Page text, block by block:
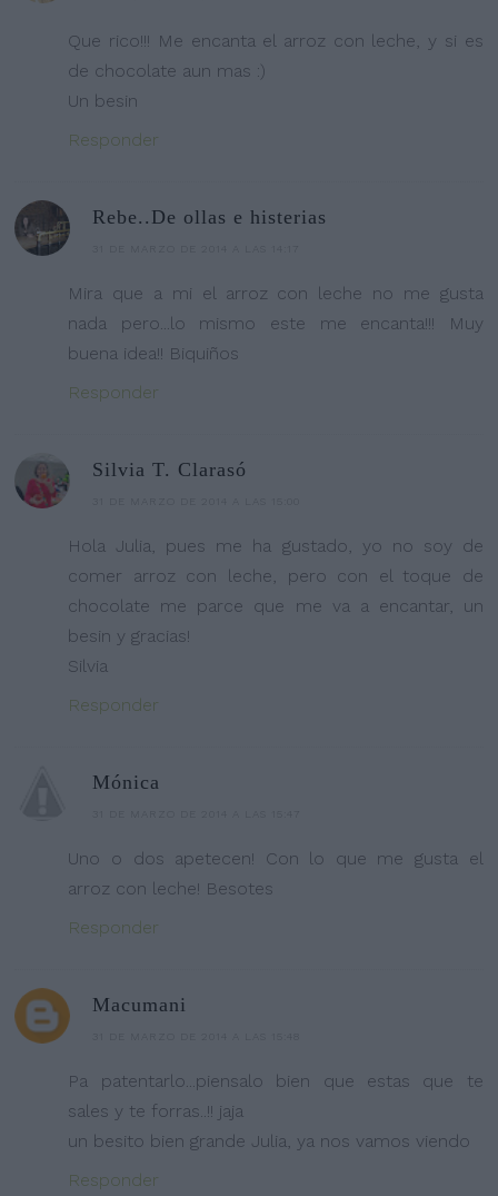
Que rico!!! Me encanta el arroz con leche, y si es
de chocolate aun mas :)
Un besin
Responder
Rebe..De ollas e histerias
Mira que a mi el arroz con leche no me gusta
nada pero...lo mismo este me encanta!!! Muy
buena idea!! Biquiños
Responder
Silvia T. Clarasó
Hola Julia, pues me ha gustado, yo no soy de
comer arroz con leche, pero con el toque de
chocolate me parce que me va a encantar, un
besin y gracias!
Silvia
Responder
Mónica
Uno o dos apetecen! Con lo que me gusta el
arroz con leche! Besotes
Responder
Macumani
Pa patentarlo...piensalo bien que estas que te
sales y te forras..!! jaja
un besito bien grande Julia, ya nos vamos viendo
Responder